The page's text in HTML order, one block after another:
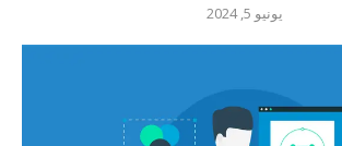
يونيو 5, 2024